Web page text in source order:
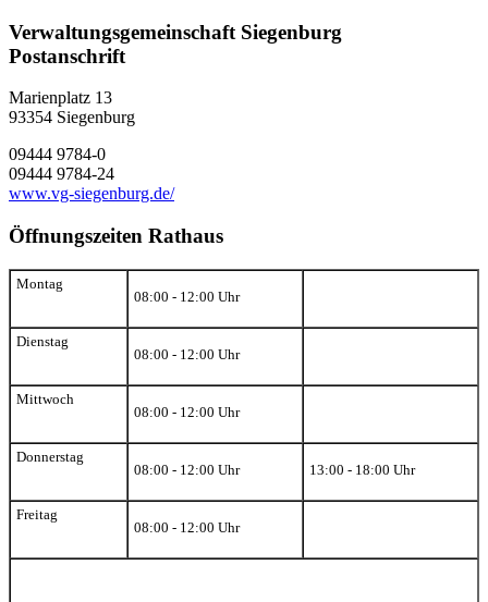
Verwaltungsgemeinschaft Siegenburg
Postanschrift
Marienplatz 13
93354 Siegenburg
09444 9784-0
09444 9784-24
www.vg-siegenburg.de/
Öffnungszeiten Rathaus
Montag
08:00 - 12:00 Uhr
Dienstag
08:00 - 12:00 Uhr
Mittwoch
08:00 - 12:00 Uhr
Donnerstag
08:00 - 12:00 Uhr
13:00 - 18:00 Uhr
Freitag
08:00 - 12:00 Uhr